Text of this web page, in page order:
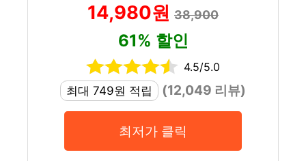
14,980원 38,900
61% 할인
4.5/5.0
최대 749원 적립
(12,049 리뷰)
최저가 클릭